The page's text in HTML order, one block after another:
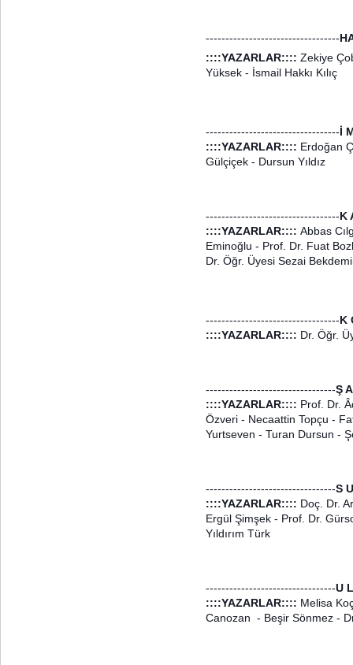
----------------------------------
::::YAZARLAR:::: Zekiye
Yüksek - İsmail Hakkı Kılıç
----------------------------------İ
::::YAZARLAR:::: Erdoğan
Gülçiçek - Dursun Yıldız
----------------------------------K
::::YAZARLAR:::: Abbas
Eminoğlu - Prof. Dr. Fuat
Dr. Öğr. Üyesi Sezai
----------------------------------K
::::YAZARLAR:::: Dr. Öğr.
---------------------------------Ş
::::YAZARLAR:::: Prof. Dr.
Özveri - Necaattin Topçu -
Yurtseven - Turan Dursun -
---------------------------------S
::::YAZARLAR:::: Doç. Dr.
Ergül Şimşek - Prof. Dr.
Yıldırım Türk
---------------------------------U
::::YAZARLAR:::: Melisa
Canozan - Beşir Sönmez -